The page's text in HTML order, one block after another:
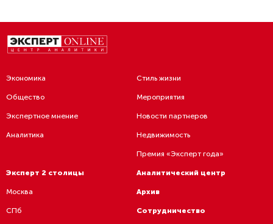
Экономика
Общество
Экспертное мнение
Аналитика
Стиль жизни
Мероприятия
Новости партнеров
Недвижимость
Премия «Эксперт года»
Эксперт 2 столицы
Москва
СПб
Аналитический центр
Архив
Сотрудничество